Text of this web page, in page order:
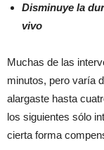
Disminuye la
vivo
Muchas de las
minutos, pero varía
alargaste hasta
los siguientes sólo
cierta forma